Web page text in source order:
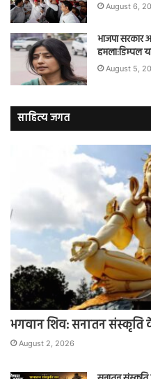
August 6,
भाजपा सरकार
हमला:डिम्पल
August 5,
साहित्य जगत
भगवान शिव: सनातन संस्कृति
August 2, 2026